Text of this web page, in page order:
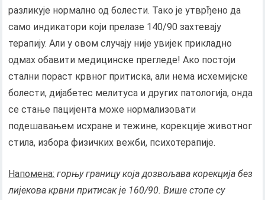
разликује нормално од болести. Тако је утврђено да
само индикатори који прелазе 140/90 захтевају
терапију. Али у овом случају није увијек прикладно
одмах обавити медицинске прегледе! Ако постоји
стални пораст крвног притиска, али нема исхемијске
болести, дијабетес мелитуса и других патологија, онда
се стање пацијента може нормализовати
подешавањем исхране и тежине, корекције животног
стила, избора физичких вежби, психотерапије.
Напомена: горњу границу која дозвољавакорекција без
лијекова крвни притисак је 160/90. Више стопе су